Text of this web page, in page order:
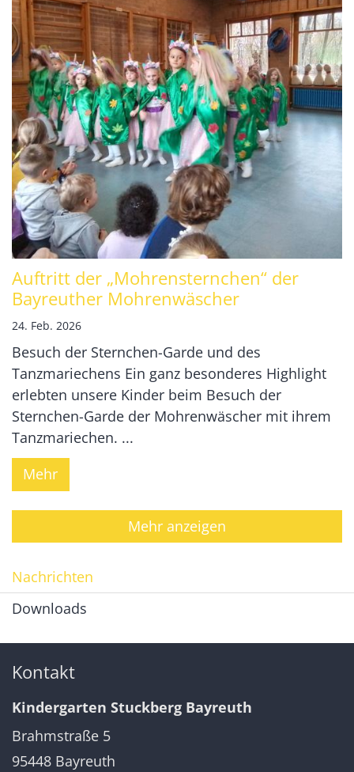
Auftritt der „Mohrensternchen“ der
Bayreuther Mohrenwäscher
24. Feb. 2026
Besuch der Sternchen-Garde und des
Tanzmariechens Ein ganz besonderes Highlight
erlebten unsere Kinder beim Besuch der
Sternchen-Garde der Mohrenwäscher mit ihrem
Tanzmariechen. ...
Mehr
Mehr anzeigen
Nachrichten
Downloads
Kontakt
Kindergarten Stuckberg Bayreuth
Brahmstraße 5
95448 Bayreuth